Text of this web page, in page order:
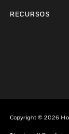
RECURSOS
Copyright © 2026